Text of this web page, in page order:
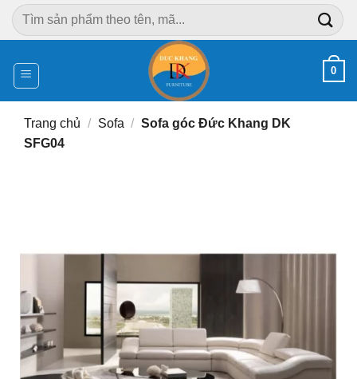
Chuyển
đến
dung
Tìm
kiếm:
0
Trang chủ / Sofa / Sofa góc Đức Khang DK
SFG04